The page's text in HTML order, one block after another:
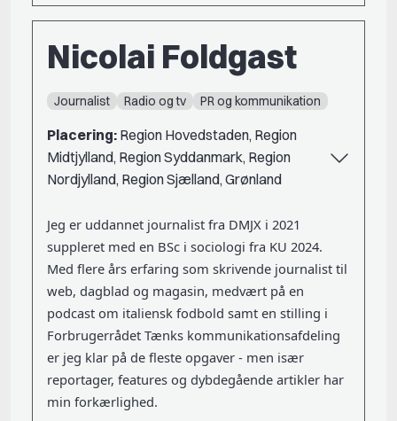
Nicolai Foldgast
Journalist Radio og tv PR og kommunikation
Placering: Region Hovedstaden, Region
Midtjylland, Region Syddanmark, Region
Nordjylland, Region Sjælland, Grønland
Jeg er uddannet journalist fra DMJX i 2021
suppleret med en BSc i sociologi fra KU 2024.
Med flere års erfaring som skrivende journalist til
web, dagblad og magasin, medvært på en
podcast om italiensk fodbold samt en stilling i
Forbrugerrådet Tænks kommunikationsafdeling
er jeg klar på de fleste opgaver - men især
reportager, features og dybdegående artikler har
min forkærlighed.